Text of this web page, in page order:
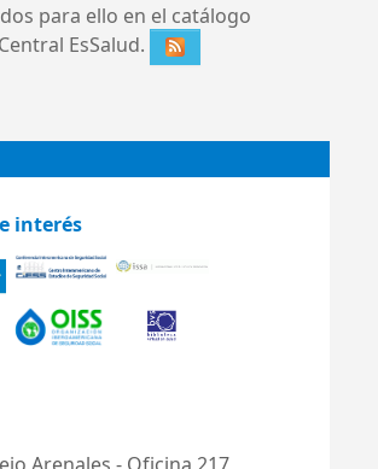
para ello en el catálogo
EsSalud.
interés